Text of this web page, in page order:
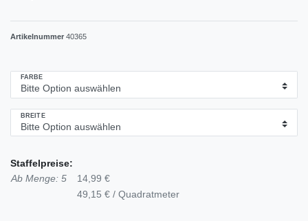
Artikelnummer 40365
FARBE
BREITE
Staffelpreise:
Ab Menge: 5
14,99 €
49,15 € / Quadratmeter